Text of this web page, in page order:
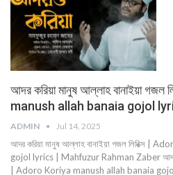
আদর করিয়া মানুষ আল্লাহ বানাইয়া
manush allah banaia gojol
ADMIN Jul 14, 2025
আদর করিয়া মানুষ আল্লাহ বানাইয়া গজল লিরিক্স
gojol lyrics | Mahfuzur Rahman Zaber আদর
| Adoro Koriya manush allah banaia